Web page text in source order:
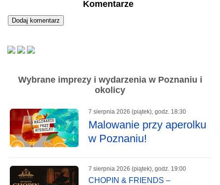
Komentarze
Wybrane imprezy i wydarzenia w Poznaniu i
okolicy
7 sierpnia 2026 (piątek), godz. 18:30
Malowanie przy aperolku
w Poznaniu!
7 sierpnia 2026 (piątek), godz. 19:00
CHOPIN & FRIENDS –